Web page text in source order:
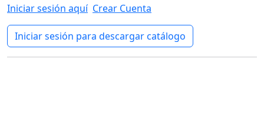
Iniciar sesión aquí Crear Cuenta
Iniciar sesión para descargar catálogo